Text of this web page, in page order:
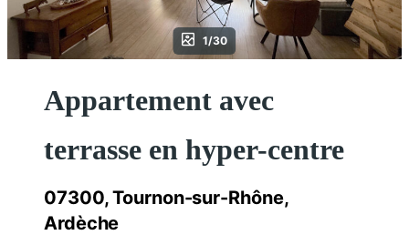
1/30
Appartement avec
terrasse en hyper-centre
07300, Tournon-sur-Rhône,
Ardèche